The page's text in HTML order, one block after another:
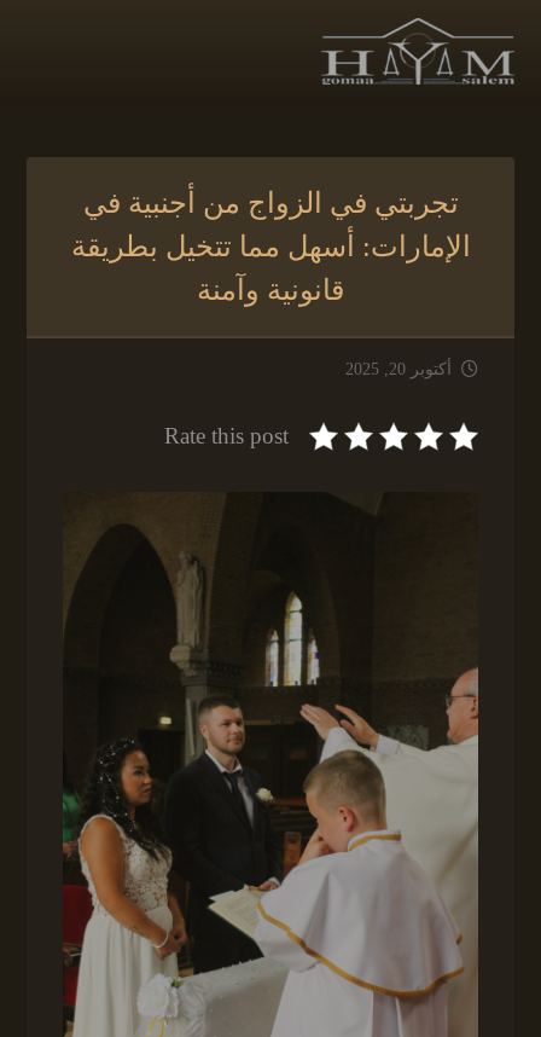
تجربتي في الزواج من أجنبية في
الإمارات: أسهل مما تتخيل بطريقة
قانونية وآمنة
أكتوبر 20, 2025
Rate this post